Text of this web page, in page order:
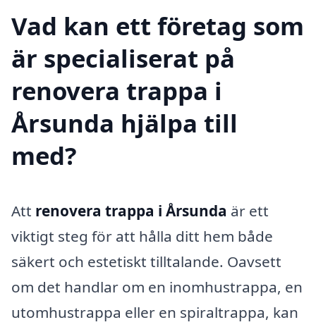
Vad kan ett företag som
är specialiserat på
renovera trappa i
Årsunda hjälpa till
med?
Att renovera trappa i Årsunda är ett
viktigt steg för att hålla ditt hem både
säkert och estetiskt tilltalande. Oavsett
om det handlar om en inomhustrappa, en
utomhustrappa eller en spiraltrappa, kan